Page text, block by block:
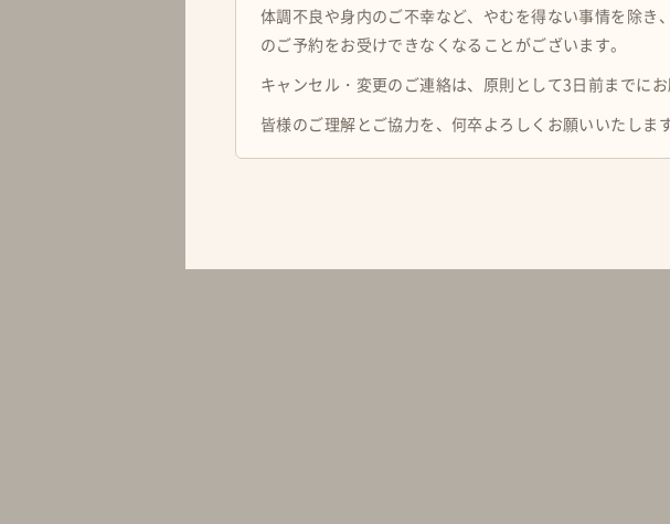
体調不良や身内のご不幸など、やむを得ない事情を除
のご予約をお受けできなくなることがございます。
キャンセル・変更のご連絡は、原則として3日前までにお
皆様のご理解とご協力を、何卒よろしくお願いいたします